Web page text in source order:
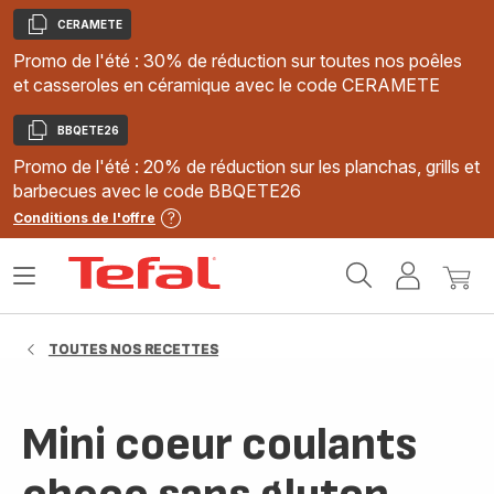
Copier
CERAMETE
Promo de l'été : 30% de réduction sur toutes nos poêles
et casseroles en céramique avec le code CERAMETE
Copier
BBQETE26
Promo de l'été : 20% de réduction sur les planchas, grills et
barbecues avec le code BBQETE26
Conditions de l'offre
MonMon
Ouvrir
TOUTES NOS RECETTES
Mini coeur coulants